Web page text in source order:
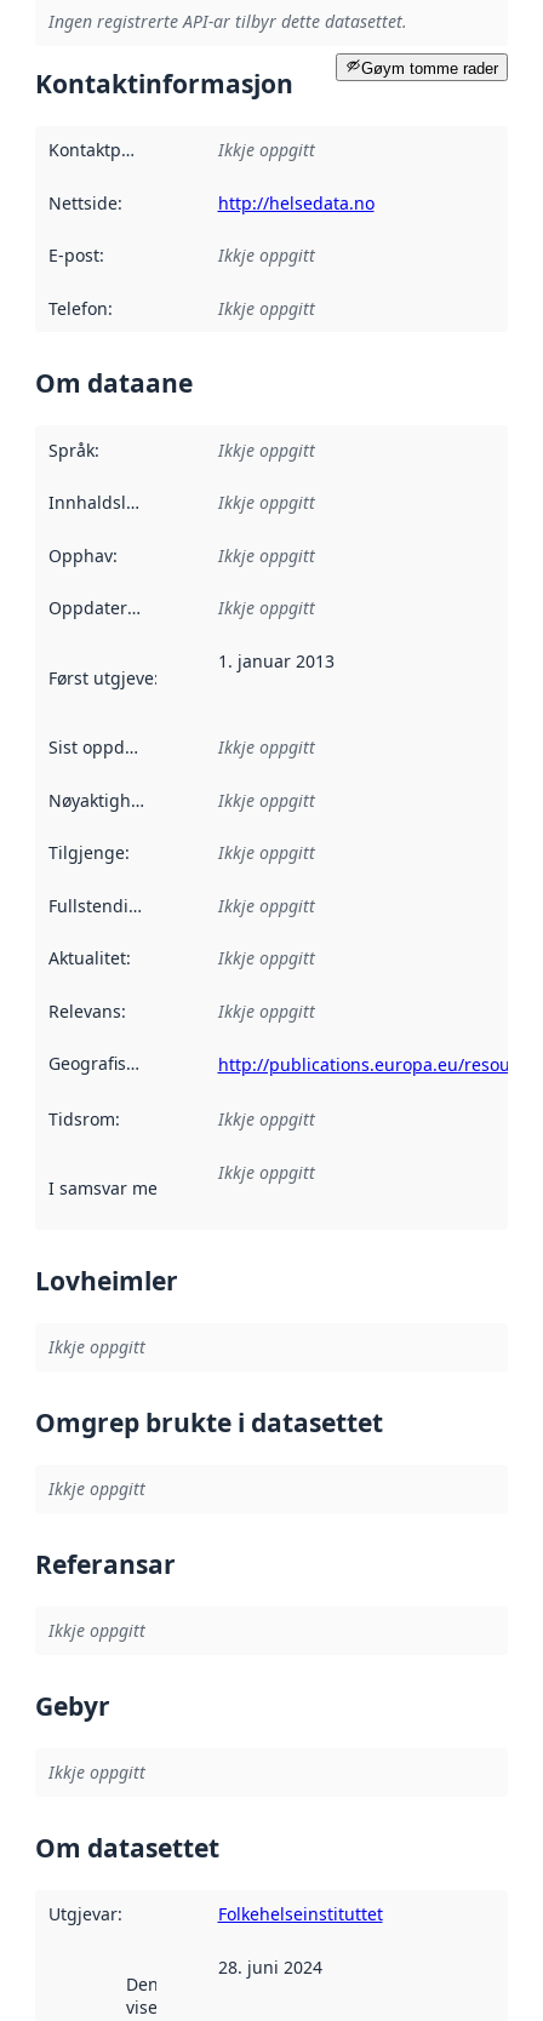
Ingen registrerte API-ar tilbyr dette datasettet.
Gøym tomme rader
Kontaktinformasjon
Kontaktpunkt Ikkje oppgitt
Nettside: http://helsedata.no
E-post: Ikkje oppgitt
Telefon: Ikkje oppgitt
Om dataane
Språk: Ikkje oppgitt
Innhaldsleverandørar :
Ikkje oppgitt
Opphav: Ikkje oppgitt
Oppdateringsfrekvens :
Ikkje oppgitt
Først utgjeve: Denne datoen seier når dataa i dette
1. januar 2013
Sist oppdatert Ikkje oppgitt
Nøyaktigheit Ikkje oppgitt
Tilgjenge: Ikkje oppgitt
Fullstendigheit Ikkje oppgitt
Aktualitet: Ikkje oppgitt
Relevans: Ikkje oppgitt
Geografisk område http://publications.europa.eu/
Tidsrom: Ikkje oppgitt
I samsvar med Referanse til ei implementeringsregel eller
Ikkje oppgitt
Lovheimler
Ikkje oppgitt
Omgrep brukte i datasettet
Ikkje oppgitt
Referansar
Ikkje oppgitt
Gebyr
Ikkje oppgitt
Om datasettet
Utgjevar: Folkehelseinstituttet
Denne datoen
viser når
28. juni 2024